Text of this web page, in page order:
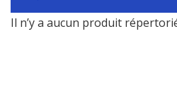
Il n’y a aucun produit